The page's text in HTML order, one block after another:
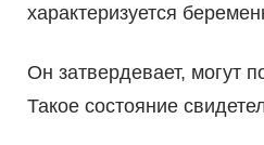
характеризуется
Он затвердевает, могут
Такое состояние